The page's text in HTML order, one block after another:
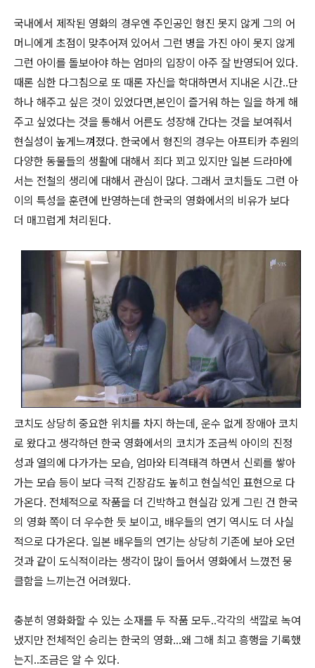
국내에서 제작된 영화의 경우엔 주인공인 형진 못지 않게 그의 어
머니에게 초점이 맞추어져 있어서 그런 병을 가진 아이 못지 않게
그런 아이를 돌보아야 하는 엄마의 입장이 아주 잘 반영되어 있다.
때론 심한 다그침으로 또 때론 자신을 학대하면서 지내온 시간..단
하나 해주고 싶은 것이 있었다면,본인이 즐거워 하는 일을 하게 해
주고 싶었다는 것을 통해서 어른도 성장해 간다는 것을 보여줘서
현실성이 높게느껴졌다. 한국에서 형진의 경우는 아프티카 추원의
다양한 동물들의 생활에 대해서 죄다 꾀고 있지만 일본 드라마에
서는 전철의 생리에 대해서 관심이 많다. 그래서 코치들도 그런 아
이의 특성을 훈련에 반영하는데 한국의 영화에서의 비유가 보다
더 매끄럽게 처리된다.
코치도 상당히 중요한 위치를 차지 하는데, 운수 없게 장애아 코치
로 왔다고 생각하던 한국 영화에서의 코치가 조금씩 아이의 진정
성과 열의에 다가가는 모습, 엄마와 티격태격 하면서 신뢰를 쌓아
가는 모습 등이 보다 극적 긴장감도 높히고 현실석인 표현으로 다
가온다. 전체적으로 작품을 더 긴박하고 현실감 있게 그린 건 한국
의 영화 쪽이 더 우수한 듯 보이고, 배우들의 연기 역시도 더 사실
적으로 다가온다. 일본 배우들의 연기는 상당히 기존에 보아 오던
것과 같이 도식적이라는 생각이 많이 들어서 영화에서 느꼈전 뭉
클함을 느끼는건 어려웠다.
충분히 영화화할 수 있는 소재를 두 작품 모두..각각의 색깔로 녹여
냈지만 전체적인 승리는 한국의 영화...왜 그해 최고 흥행을 기록했
는지..조금은 알 수 있다.